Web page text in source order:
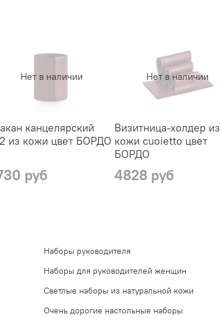
Нет в наличии
канцелярский
из кожи цвет БОРДО
руб
Нет в наличии
Визитница-холдер из
кожи cuoietto цвет
БОРДО
4828 руб
Наборы руководителя
Наборы для руководителей женщин
Светлые наборы из натуральной кожи
Очень дорогие настольные наборы